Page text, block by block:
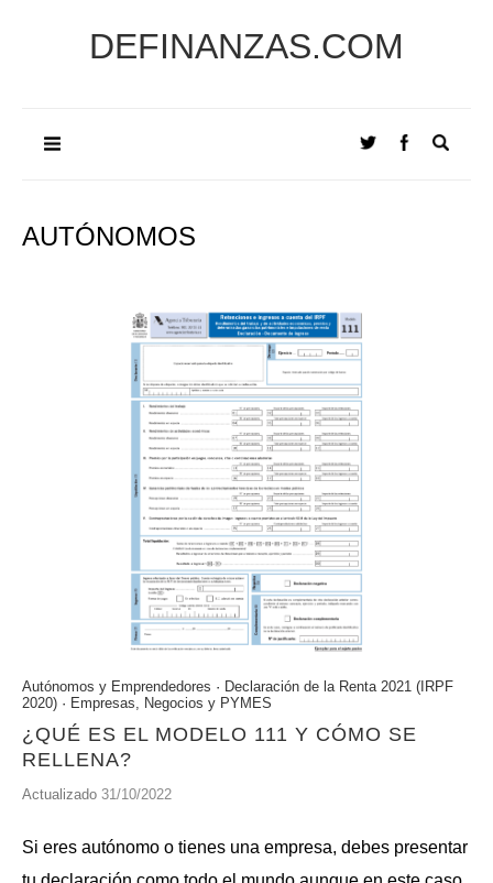
DEFINANZAS.COM
AUTÓNOMOS
Autónomos y Emprendedores · Declaración de la Renta 2021 (IRPF
2020) · Empresas, Negocios y PYMES
¿QUÉ ES EL MODELO 111 Y CÓMO SE
RELLENA?
Actualizado 31/10/2022
Si eres autónomo o tienes una empresa, debes presentar